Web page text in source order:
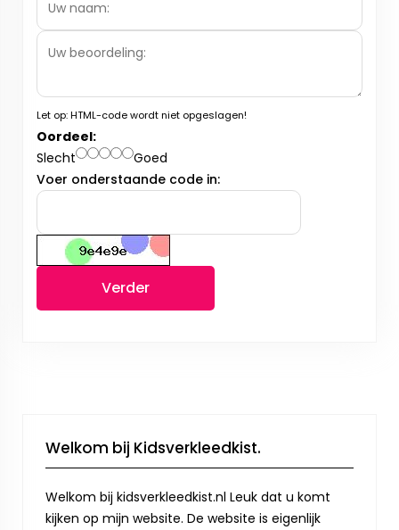
Let op:HTML-code wordt niet opgeslagen!
Oordeel:
Slecht
Goed
Voer onderstaande code in:
Verder
Welkom bij Kidsverkleedkist.
Welkom bij kidsverkleedkist.nl Leuk dat u komt
kijken op mijn website. De website is eigenlijk